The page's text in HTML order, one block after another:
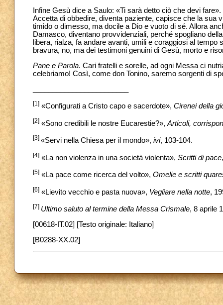
Infine Gesù dice a Saulo: «Ti sarà detto ciò che devi
Accetta di obbedire, diventa paziente, capisce che la sua
timido o dimesso, ma docile a Dio e vuoto di sé. Allora
Damasco, diventano provvidenziali, perché spogliano
libera, rialza, fa andare avanti, umili e coraggiosi al
bravura, no, ma dei testimoni genuini di Gesù, morto e
Pane e Parola. Cari fratelli e sorelle, ad ogni Messa ci
celebriamo! Così, come don Tonino, saremo sorgenti di
[1] «Configurati a Cristo capo e sacerdote», Cirenei della
[2] «Sono credibili le nostre Eucarestie?», Articoli,
[3] «Servi nella Chiesa per il mondo», ivi, 103-104.
[4] «La non violenza in una società violenta», Scritti di pace
[5] «La pace come ricerca del volto», Omelie e scritti
[6] «Lievito vecchio e pasta nuova», Vegliare nella notte,
[7] Ultimo saluto al termine della Messa Crismale, 8 aprile
[00618-IT.02] [Testo originale: Italiano]
[B0288-XX.02]